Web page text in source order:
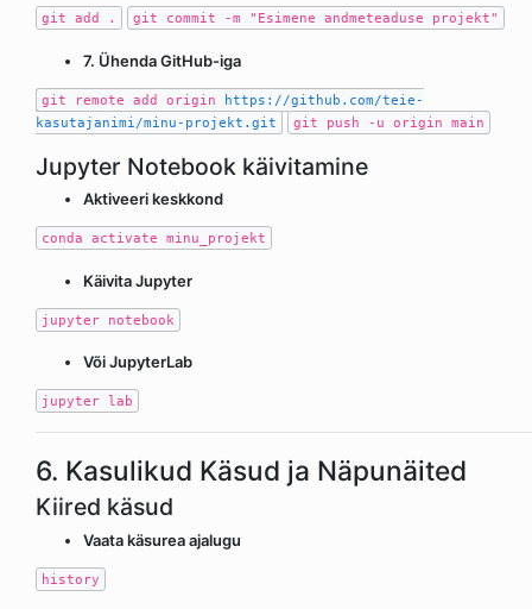
git add . git commit -m "Esimene andmeteaduse projekt"
7. Ühenda GitHub-iga
git remote add origin https://github.com/teie-
kasutajanimi/minu-projekt.git
git push -u origin main
Jupyter Notebook käivitamine
Aktiveeri keskkond
conda activate minu_projekt
Käivita Jupyter
jupyter notebook
Või JupyterLab
jupyter lab
6. Kasulikud Käsud ja Näpunäited
Kiired käsud
Vaata käsurea ajalugu
history